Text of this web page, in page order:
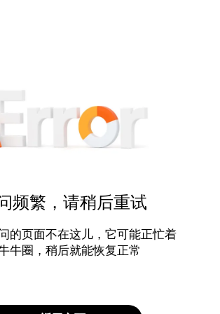
频繁，请稍后重试
的页面不在这儿，它可能正忙着
牛圈，稍后就能恢复正常